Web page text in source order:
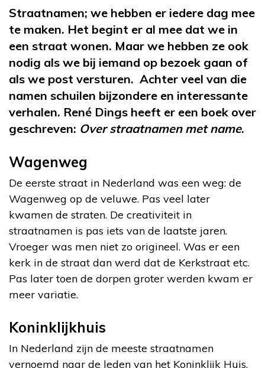
Straatnamen; we hebben er iedere dag mee
te maken. Het begint er al mee dat we in
een straat wonen. Maar we hebben ze ook
nodig als we bij iemand op bezoek gaan of
als we post versturen. Achter veel van die
namen schuilen bijzondere en interessante
verhalen. René Dings heeft er een boek over
geschreven: Over straatnamen met name.
Wagenweg
De eerste straat in Nederland was een weg: de
Wagenweg op de veluwe. Pas veel later
kwamen de straten. De creativiteit in
straatnamen is pas iets van de laatste jaren.
Vroeger was men niet zo origineel. Was er een
kerk in de straat dan werd dat de Kerkstraat etc.
Pas later toen de dorpen groter werden kwam er
meer variatie.
Koninklijkhuis
In Nederland zijn de meeste straatnamen
vernoemd naar de leden van het Koninklijk Huis.